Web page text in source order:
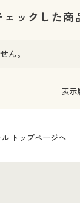
ェックした商
ん。
表示
トップページへ